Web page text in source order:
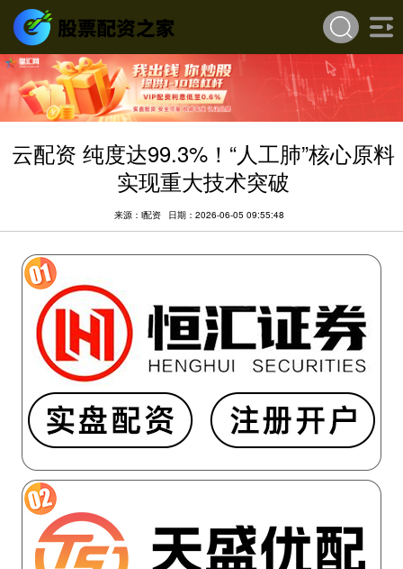
云配资 纯度达99.3%！“人工肺”核心原料
实现重大技术突破
来源：i配资 日期：2026-06-05 09:55:48